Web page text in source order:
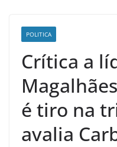
POLITICA
Crítica a
é tiro na
avalia